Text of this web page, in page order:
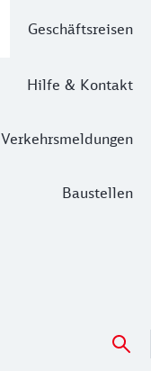
Geschäftsreisen
Hilfe & Kontakt
Verkehrsmeldungen
Baustellen